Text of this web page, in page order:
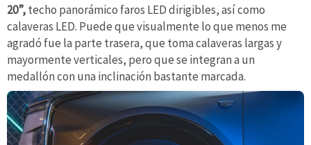
20”,techo panorámico faros LED dirigibles, así como
calaveras LED. Puede que visualmente lo que menos me
agradó fue la parte trasera, que toma calaveras largas y
mayormente verticales, pero que se integran a un
medallón con una inclinación bastante marcada.